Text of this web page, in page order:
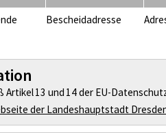
Bescheidadresse
13 und 14 der EU-
der Landeshauptstadt